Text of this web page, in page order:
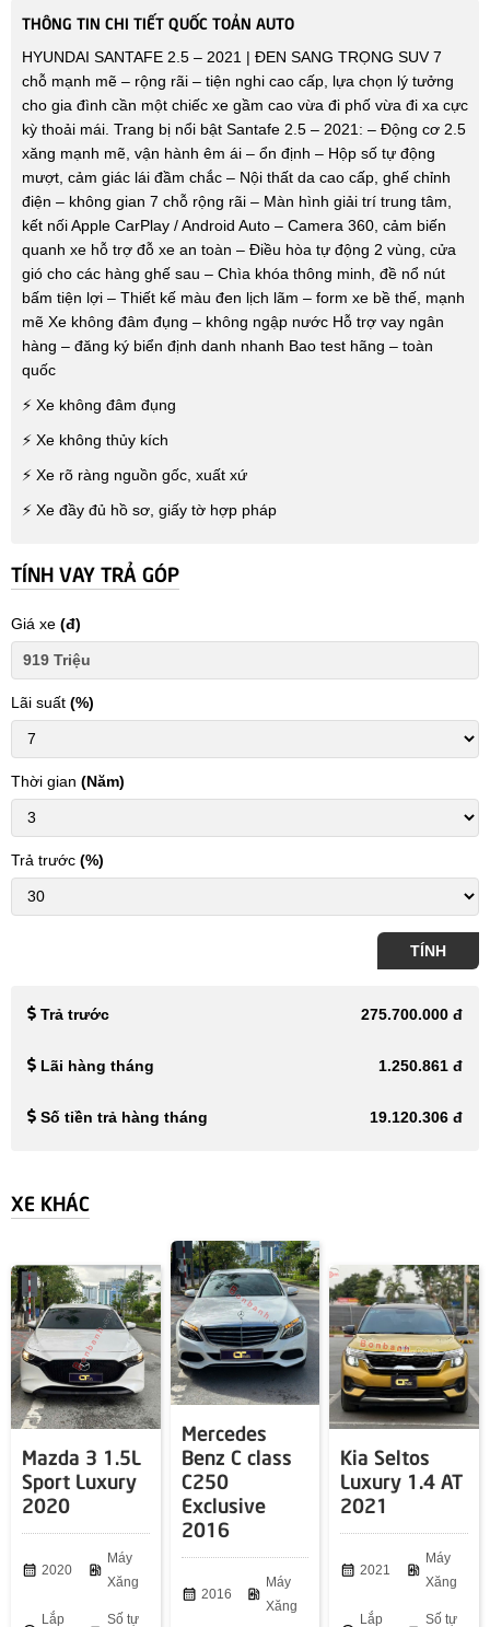
THÔNG TIN CHI TIẾT QUỐC TOẢN AUTO
HYUNDAI SANTAFE 2.5 – 2021 | ĐEN SANG TRỌNG SUV 7
chỗ mạnh mẽ – rộng rãi – tiện nghi cao cấp, lựa chọn lý tưởng
cho gia đình cần một chiếc xe gầm cao vừa đi phố vừa đi xa cực
kỳ thoải mái. Trang bị nổi bật Santafe 2.5 – 2021: – Động cơ 2.5
xăng mạnh mẽ, vận hành êm ái – ổn định – Hộp số tự động
mượt, cảm giác lái đầm chắc – Nội thất da cao cấp, ghế chỉnh
điện – không gian 7 chỗ rộng rãi – Màn hình giải trí trung tâm,
kết nối Apple CarPlay / Android Auto – Camera 360, cảm biến
quanh xe hỗ trợ đỗ xe an toàn – Điều hòa tự động 2 vùng, cửa
gió cho các hàng ghế sau – Chìa khóa thông minh, đề nổ nút
bấm tiện lợi – Thiết kế màu đen lịch lãm – form xe bề thế, mạnh
mẽ Xe không đâm đụng – không ngập nước Hỗ trợ vay ngân
hàng – đăng ký biển định danh nhanh Bao test hãng – toàn
quốc
⚡ Xe không đâm đụng
⚡ Xe không thủy kích
⚡ Xe rõ ràng nguồn gốc, xuất xứ
⚡ Xe đầy đủ hồ sơ, giấy tờ hợp pháp
TÍNH VAY TRẢ GÓP
Giá xe (đ)
Lãi suất (%)
Thời gian (Năm)
Trả trước (%)
TÍNH
Trả trước 275.700.000 đ
Lãi hàng tháng 1.250.861 đ
Số tiền trả hàng tháng 19.120.306 đ
XE KHÁC
Mazda 3 1.5L
Sport Luxury
2020
calendar_month 2020 ev_station
Máy
Xăng
Lắp
Số tự
Mercedes
Benz C class
C250
Exclusive
2016
calendar_month 2016 ev_station
Máy
Xăng
Kia Seltos
Luxury 1.4 AT
2021
calendar_month 2021 ev_station
Máy
Xăng
Lắp
Số tự